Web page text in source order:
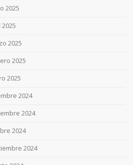
2025
2025
2025
2025
2024
2024
2024
2024